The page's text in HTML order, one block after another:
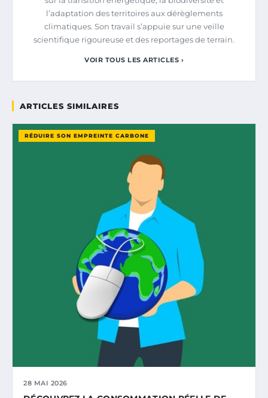
l’adaptation des territoires aux dérèglements
climatiques. Son travail s’appuie sur une veille
scientifique rigoureuse et des reportages de terrain.
VOIR TOUS LES ARTICLES ›
ARTICLES SIMILAIRES
RÉDUIRE SON EMPREINTE CARBONE
28 MAI 2026